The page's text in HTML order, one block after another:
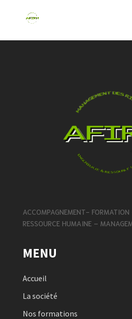
ACCOMPAGNEMENT- FORMATION
RESSOURCE HUMAINE –
MENU
Accueil
La société
Nos formations